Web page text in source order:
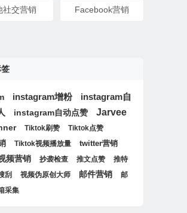
社交营销 Facebook营销
instagram增粉
instagram自
instagram自动点赞 Jarvee
Tiktok刷赞 Tiktok点赞
Tiktok视频播放量 twitter营销
频营销 抄袭检查 推文点赞
推特
刮 视频伪原创大师 邮件营销
邮
采集